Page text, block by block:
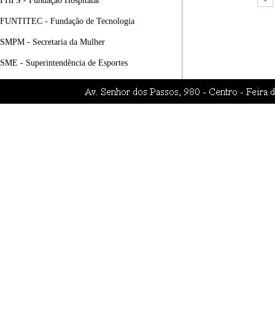
FUNTITEC - Fundação de Tecnologia
SMPM - Secretaria da Mulher
SME - Superintendência de Esportes